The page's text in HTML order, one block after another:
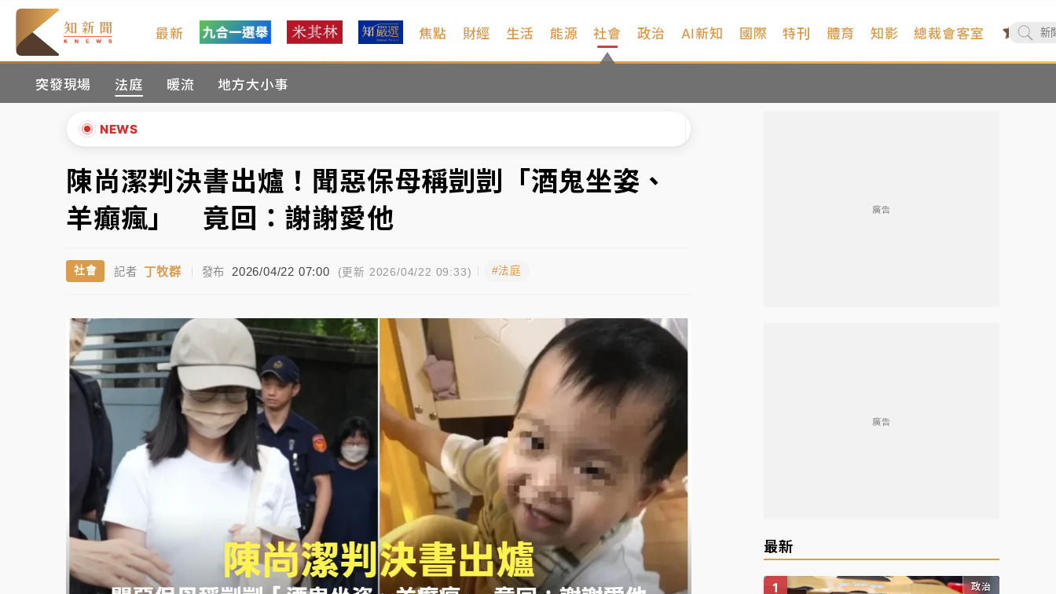
最新 焦點 財經 生活 能源 社會
突發現場 法庭 暖流 地方大小事
政治 AI新知 國際 特刊 體育 知影 總裁會客室
NEWS
暑假過三周才推「E宿新北打卡趣」！抽獎程序複雜 觀旅局回應了
中信慈善基金會想增加董事人數！辜仲諒向法院聲請遭駁 理由曝光
故宮《龍藏經》特展第2檔！今線上預約開賣一度塞車 周六起展出延長至晚上7時
台東農業處長涉圖利渡假村！東檢抗告成功 今重開羈押庭
女律師陳昱瑄詐慈濟10億！黃金158kg遭查扣畫面曝光
中信慈善基金會想增加董事人數！辜仲諒向法院聲請遭駁 理由曝光
故宮《龍藏經》特展第2檔！今線上預約開賣一度塞車 周六起展出延長至晚上7時
台東農業處長涉圖利渡假村！東檢抗告成功 今重開羈押庭
父親節泡湯了！中颱白海豚雨彈轟3天 「紅到發紫」降雨熱區曝
▲
▼
陳尚潔判決書出爐！聞惡保母稱剴剴「酒鬼坐姿、
羊癲瘋」 竟回：謝謝愛他
社會 記者 丁牧群 | 發布 2026/04/22 07:00 (更新 2026/04/22 09:33) #法庭
廣告
廣告
最新
政治